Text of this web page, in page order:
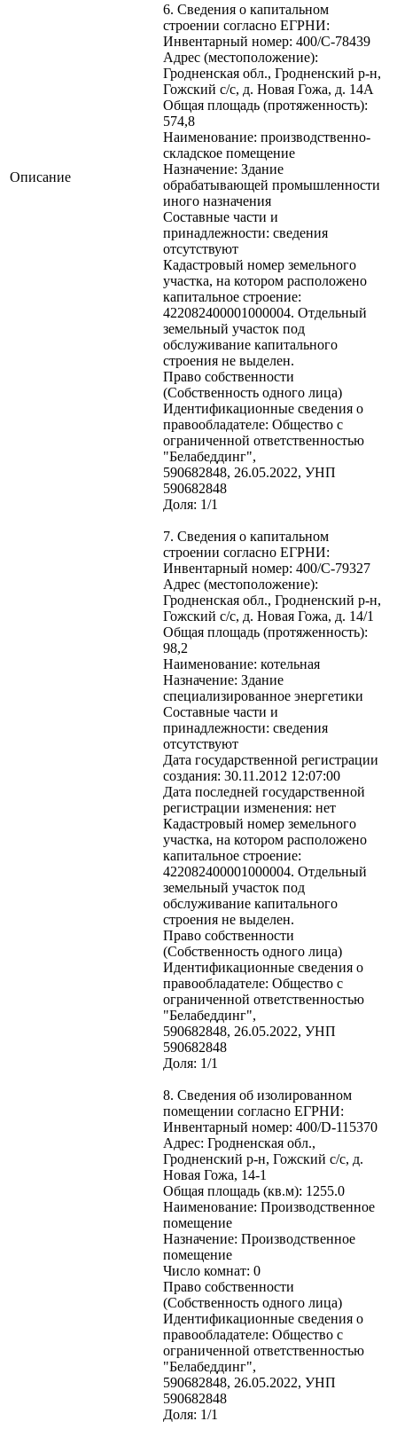
Описание
6. Сведения о капитальном
строении согласно ЕГРНИ:
Инвентарный номер: 400/C-78439
Адрес (местоположение):
Гродненская обл., Гродненский р-н,
Гожский с/с, д. Новая Гожа, д. 14А
Общая площадь (протяженность):
574,8
Наименование: производственно-
складское помещение
Назначение: Здание
обрабатывающей промышленности
иного назначения
Составные части и
принадлежности: сведения
отсутствуют
Кадастровый номер земельного
участка, на котором расположено
капитальное строение:
422082400001000004. Отдельный
земельный участок под
обслуживание капитального
строения не выделен.
Право собственности
(Собственность одного лица)
Идентификационные сведения о
правообладателе: Общество с
ограниченной ответственностью
"Белабеддинг",
590682848, 26.05.2022, УНП
590682848
Доля: 1/1
7. Сведения о капитальном
строении согласно ЕГРНИ:
Инвентарный номер: 400/C-79327
Адрес (местоположение):
Гродненская обл., Гродненский р-н,
Гожский с/с, д. Новая Гожа, д. 14/1
Общая площадь (протяженность):
98,2
Наименование: котельная
Назначение: Здание
специализированное энергетики
Составные части и
принадлежности: сведения
отсутствуют
Дата государственной регистрации
создания: 30.11.2012 12:07:00
Дата последней государственной
регистрации изменения: нет
Кадастровый номер земельного
участка, на котором расположено
капитальное строение:
422082400001000004. Отдельный
земельный участок под
обслуживание капитального
строения не выделен.
Право собственности
(Собственность одного лица)
Идентификационные сведения о
правообладателе: Общество с
ограниченной ответственностью
"Белабеддинг",
590682848, 26.05.2022, УНП
590682848
Доля: 1/1
8. Сведения об изолированном
помещении согласно ЕГРНИ:
Инвентарный номер: 400/D-115370
Адрес: Гродненская обл.,
Гродненский р-н, Гожский с/с, д.
Новая Гожа, 14-1
Общая площадь (кв.м): 1255.0
Наименование: Производственное
помещение
Назначение: Производственное
помещение
Число комнат: 0
Право собственности
(Собственность одного лица)
Идентификационные сведения о
правообладателе: Общество с
ограниченной ответственностью
"Белабеддинг",
590682848, 26.05.2022, УНП
590682848
Доля: 1/1